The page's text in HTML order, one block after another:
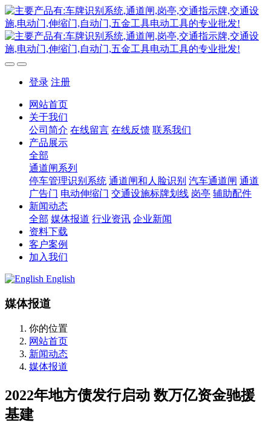
登录 注册
网站首页
关于我们
公司简介 在线留言 在线反馈 联系我们
产品展示
全部
通道闸系列
停车管理识别系统 通道闸和人脸识别 汽车通道闸 通道
广告门 电动伸缩门 交通设施标牌划线 岗亭 辅助配件
新闻动态
全部 媒体报道 行业资讯 企业新闻
资料下载
客户案例
加入我们
English
媒体报道
你的位置
网站首页
新闻动态
媒体报道
2022年地方债发行启动 数万亿资金驰援
基建